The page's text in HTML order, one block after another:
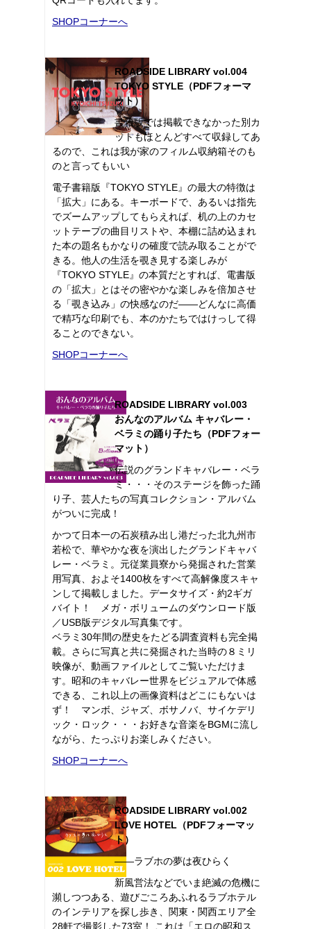
SHOPコーナーへ
ROADSIDE LIBRARY vol.004
TOKYO STYLE（PDFフォーマ
ット）
書籍版では掲載できなかった別カ
ットもほとんどすべて収録してあ
るので、これは我が家のフィルム収納箱そのも
のと言ってもいい
電子書籍版『TOKYO STYLE』の最大の特徴は
「拡大」にある。キーボードで、あるいは指先
でズームアップしてもらえれば、机の上のカセ
ットテープの曲目リストや、本棚に詰め込まれ
た本の題名もかなりの確度で読み取ることがで
きる。他人の生活を覗き見する楽しみが
『TOKYO STYLE』の本質だとすれば、電書版
の「拡大」とはその密やかな楽しみを倍加させ
る「覗き込み」の快感なのだ――どんなに高価
で精巧な印刷でも、本のかたちではけっして得
ることのできない。
SHOPコーナーへ
ROADSIDE LIBRARY vol.003
おんなのアルバム キャバレー・
ベラミの踊り子たち（PDFフォー
マット）
伝説のグランドキャバレー・ベラ
ミ・・・そのステージを飾った踊
り子、芸人たちの写真コレクション・アルバム
がついに完成！
かつて日本一の石炭積み出し港だった北九州市
若松で、華やかな夜を演出したグランドキャバ
レー・ベラミ。元従業員寮から発掘された営業
用写真、およそ1400枚をすべて高解像度スキャ
ンして掲載しました。データサイズ・約2ギガ
バイト！ メガ・ボリュームのダウンロード版
／USB版デジタル写真集です。
ベラミ30年間の歴史をたどる調査資料も完全掲
載。さらに写真と共に発掘された当時の８ミリ
映像が、動画ファイルとしてご覧いただけま
す。昭和のキャバレー世界をビジュアルで体感
できる、これ以上の画像資料はどこにもないは
ず！ マンボ、ジャズ、ボサノバ、サイケデリ
ック・ロック・・・お好きな音楽をBGMに流し
ながら、たっぷりお楽しみください。
SHOPコーナーへ
ROADSIDE LIBRARY vol.002
LOVE HOTEL（PDFフォーマッ
ト）
――ラブホの夢は夜ひらく
新風営法などでいま絶滅の危機に
瀕しつつある、遊びごころあふれるラブホテル
のインテリアを探し歩き、関東・関西エリア全
28軒で撮影した73室！ これは「エロの昭和ス